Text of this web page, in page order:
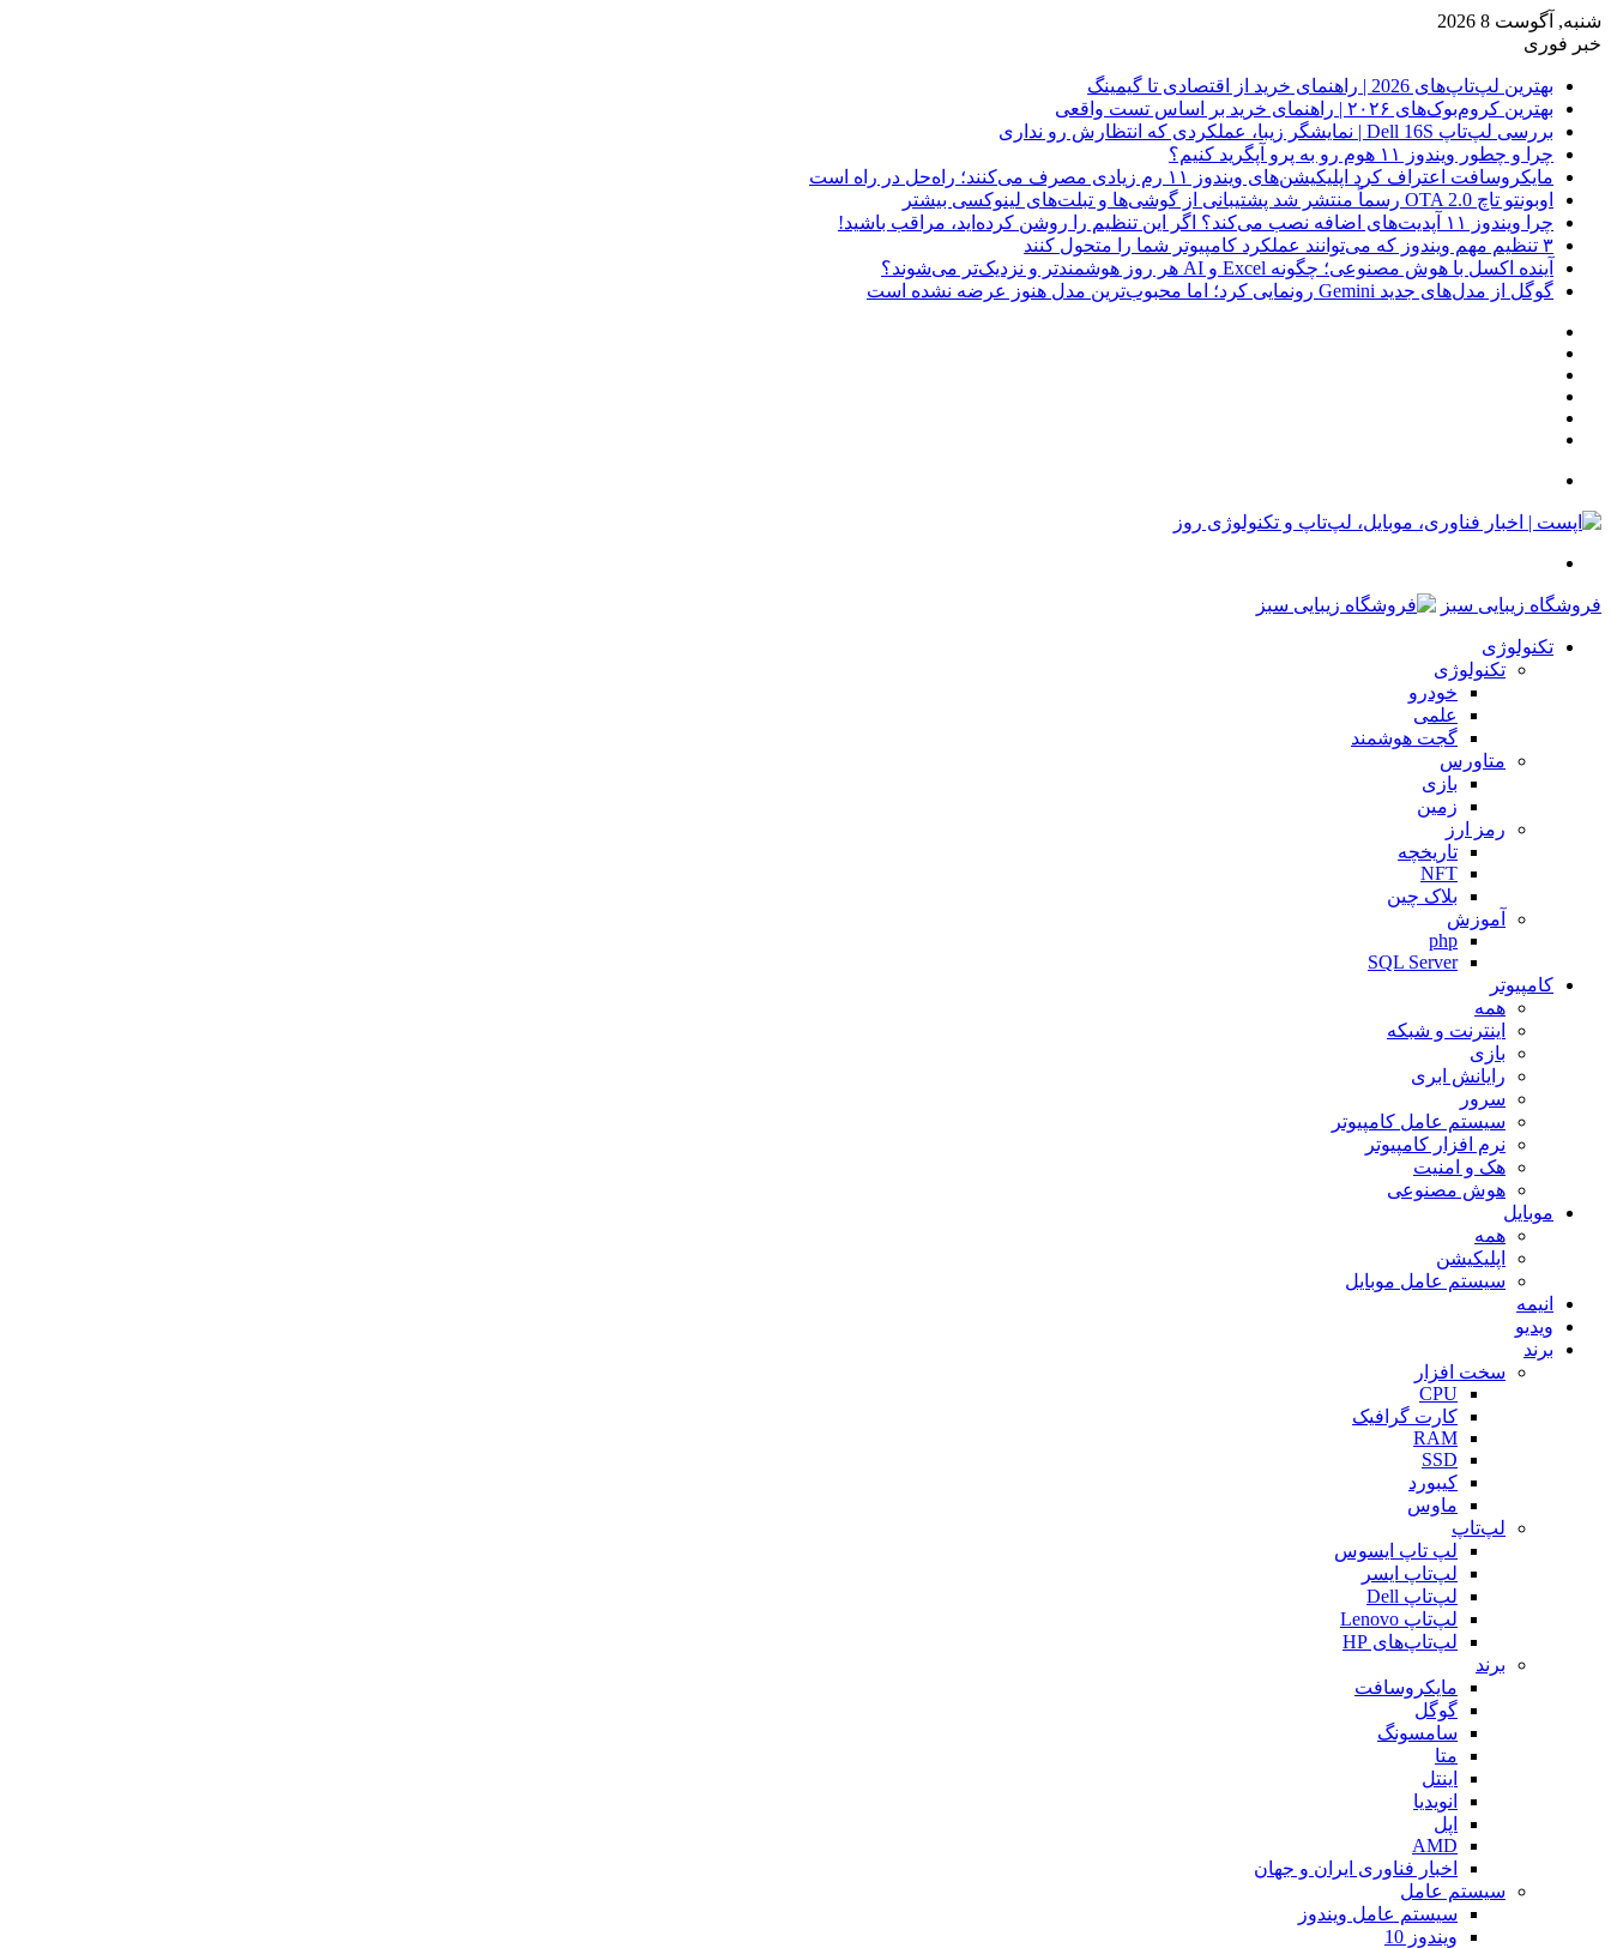
شنبه, آگوست 8 2026
خبر فوری
بهترین لپ‌تاپ‌های 2026 | راهنمای خرید از اقتصادی تا گیمینگ
بهترین کروم‌بوک‌های ۲۰۲۶ | راهنمای خرید بر اساس تست واقعی
بررسی لپ‌تاپ Dell 16S | نمایشگر زیبا، عملکردی که انتظارش رو نداری
چرا و چطور ویندوز ۱۱ هوم رو به پرو آپگرید کنیم؟
مایکروسافت اعتراف کرد اپلیکیشن‌های ویندوز ۱۱ رم زیادی مصرف می‌کنند؛ راه‌حل در راه است
اوبونتو تاچ OTA 2.0 رسماً منتشر شد پشتیبانی از گوشی‌ها و تبلت‌های لینوکسی بیشتر
چرا ویندوز ۱۱ آپدیت‌های اضافه نصب می‌کند؟ اگر این تنظیم را روشن کرده‌اید، مراقب باشید!
۳ تنظیم مهم ویندوز که می‌توانند عملکرد کامپیوتر شما را متحول کنند
آینده اکسل با هوش مصنوعی؛ چگونه Excel و AI هر روز هوشمندتر و نزدیک‌تر می‌شوند؟
گوگل از مدل‌های جدید Gemini رونمایی کرد؛ اما محبوب‌ترین مدل هنوز عرضه نشده است
فروشگاه زیبایی سبز
تکنولوژی
تکنولوژی
خودرو
علمی
گجت هوشمند
متاورس
بازی
زمین
رمز ارز
تاریخچه
NFT
بلاک چین
آموزش
php
SQL Server
کامپیوتر
همه
اینترنت و شبکه
بازی
رایانش ابری
سرور
سیستم عامل کامپیوتر
نرم افزار کامپیوتر
هک و امنیت
هوش مصنوعی
موبایل
همه
اپلیکیشن
سیستم عامل موبایل
انیمه
ویدیو
برند
سخت افزار
CPU
کارت گرافیک
RAM
SSD
کیبورد
ماوس
لپ‌تاپ
لپ تاپ ایسوس
لپ‌تاپ ایسر
لپ‌تاپ Dell
لپ‌تاپ Lenovo
لپ‌تاپ‌های HP
برند
مایکروسافت
گوگل
سامسونگ
متا
اینتل
انویدیا
اپل
AMD
اخبار فناوری ایران و جهان
سیستم عامل
سیستم عامل ویندوز
ویندوز 10